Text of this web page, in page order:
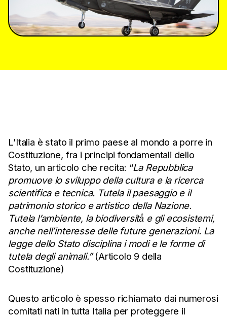
L’Italia è stato il primo paese al mondo a porre in
Costituzione, fra i principi fondamentali dello
Stato, un articolo che recita: “La Repubblica
promuove lo sviluppo della cultura e la ricerca
scientifica e tecnica. Tutela il paesaggio e il
patrimonio storico e artistico della Nazione.
Tutela l’ambiente, la biodiversità̀ e gli ecosistemi,
anche nell’interesse delle future generazioni. La
legge dello Stato disciplina i modi e le forme di
tutela degli animali.”(Articolo 9 della
Costituzione)
Questo articolo è spesso richiamato dai numerosi
comitati nati in tutta Italia per proteggere il